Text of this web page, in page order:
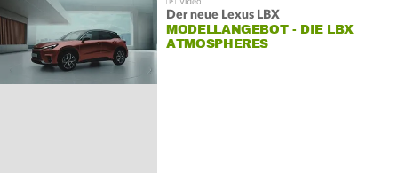
Der neue Lexus LBX
MODELLANGEBOT - DIE LBX
ATMOSPHERES